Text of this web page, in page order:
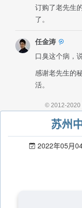
苏州
2022年05月